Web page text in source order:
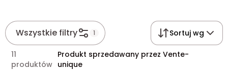
Wszystkie filtry 1 Sortuj wg
11
produktów
Produkt sprzedawany przez Vente-
unique